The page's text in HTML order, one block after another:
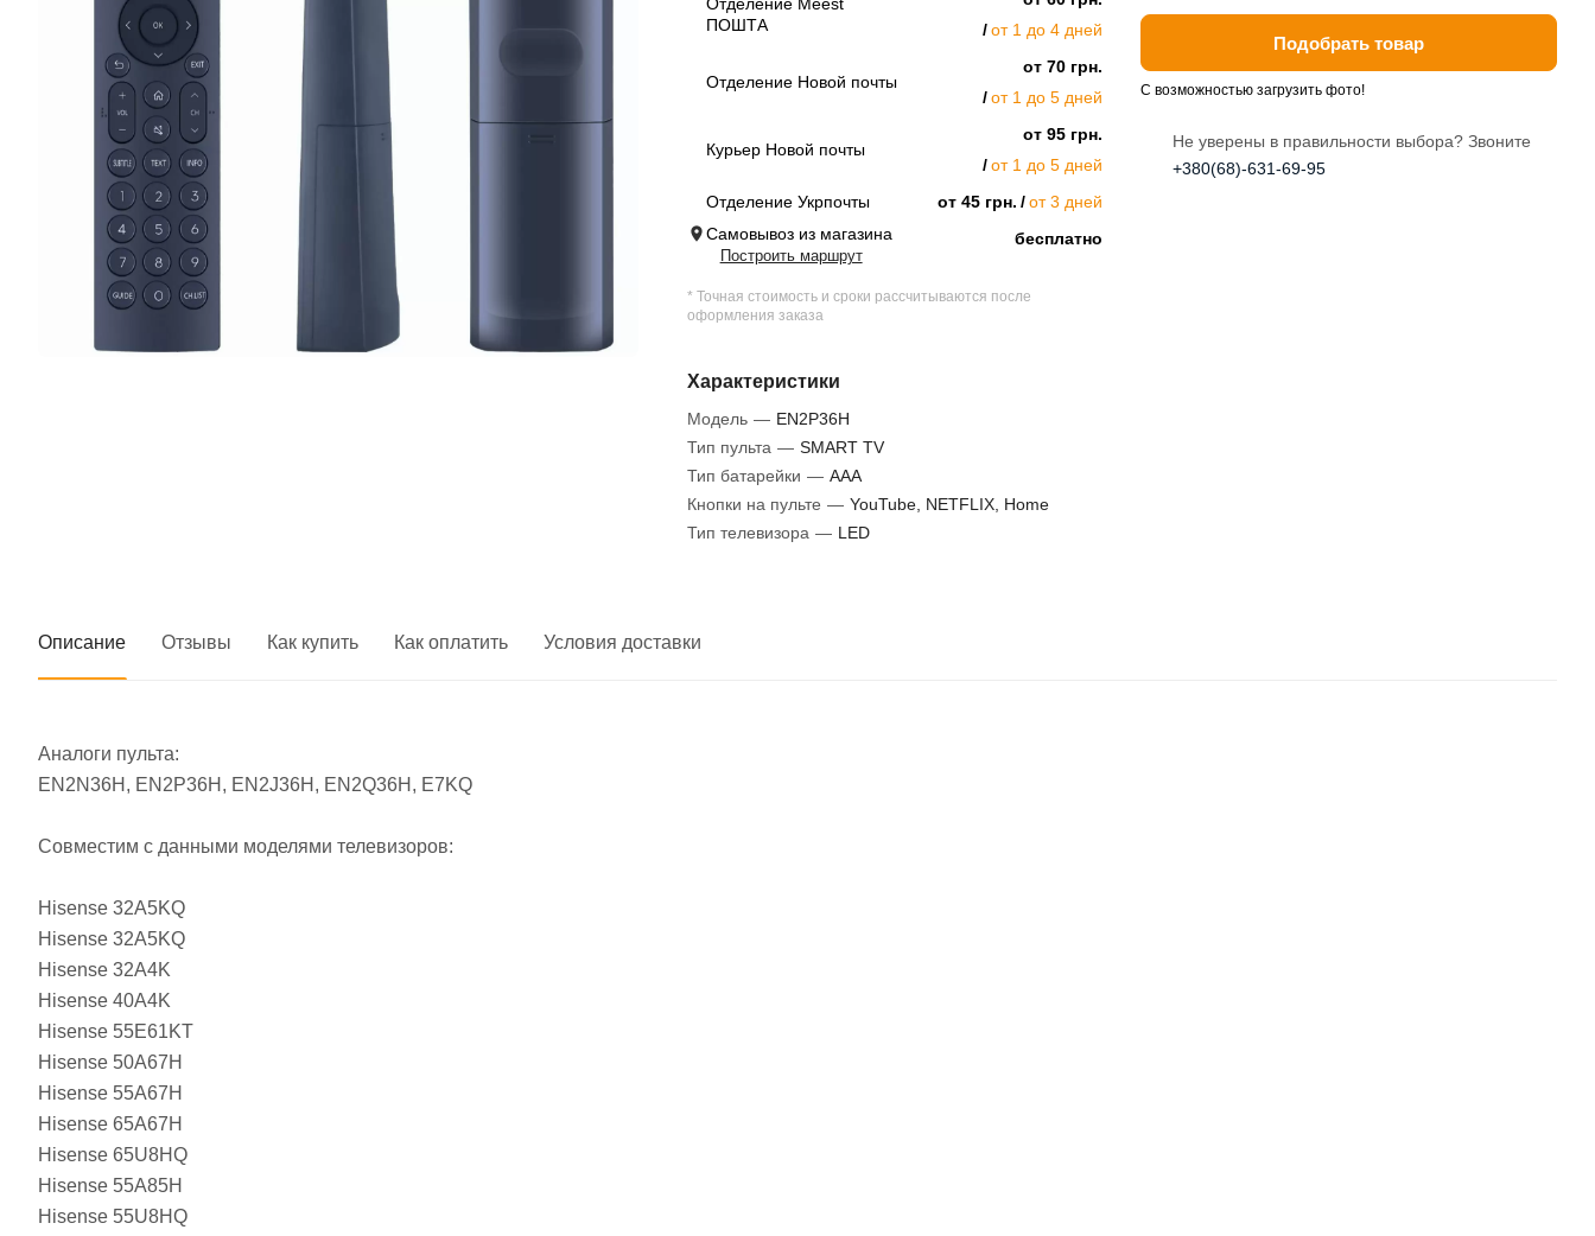
Отделение Meest
ПОШТА
от 1 до 4 дней
Отделение Новой почты
от 70 грн.
от 1 до 5 дней
Курьер Новой почты
от 95 грн.
от 1 до 5 дней
Отделение Укрпочты
от 45 грн.
от 3 дней
Самовывоз из магазина
Построить маршрут
бесплатно
* Точная стоимость и сроки рассчитываются после
оформления заказа
Характеристики
Модель — EN2P36H
Тип пульта — SMART TV
Тип батарейки — AAA
Кнопки на пульте — YouTube, NETFLIX, Home
Тип телевизора — LED
Подобрать товар
С возможностью загрузить фото!
Не уверены в правильности выбора? Звоните
+380(68)-631-69-95
Описание Отзывы Как купить Как оплатить Условия доставки
Аналоги пульта:
EN2N36H, EN2P36H, EN2J36H, EN2Q36H, E7KQ
Совместим с данными моделями телевизоров:
Hisense 32A5KQ
Hisense 32A5KQ
Hisense 32A4K
Hisense 40A4K
Hisense 55E61KT
Hisense 50A67H
Hisense 55A67H
Hisense 65A67H
Hisense 65U8HQ
Hisense 55A85H
Hisense 55U8HQ